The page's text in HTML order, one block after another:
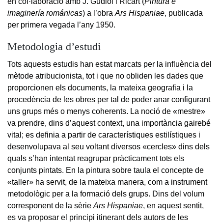
imaginería románicas) a l’obra Ars Hispaniae, publicada
per primera vegada l’any 1950.
Metodologia d’estudi
Tots aquests estudis han estat marcats per la influència del
mètode atribucionista, tot i que no obliden les dades que
proporcionen els documents, la mateixa geografia i la
procedència de les obres per tal de poder anar configurant
uns grups més o menys coherents. La noció de «mestre»
va prendre, dins d’aquest context, una importància gairebé
vital; es definia a partir de característiques estilístiques i
desenvolupava al seu voltant diversos «cercles» dins dels
quals s’han intentat reagrupar pràcticament tots els
conjunts pintats. En la pintura sobre taula el concepte de
«taller» ha servit, de la mateixa manera, com a instrument
metodològic per a la formació dels grups. Dins del volum
corresponent de la sèrie Ars Hispaniae, en aquest sentit,
es va proposar el principi itinerant dels autors de les